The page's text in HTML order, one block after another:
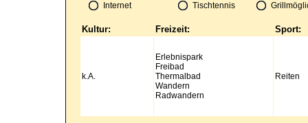
Internet
Tischtennis
Kultur: Freizeit: Sport:
k.A.
Erlebnispark
Freibad
Thermalbad
Wandern
Radwandern
Reiten